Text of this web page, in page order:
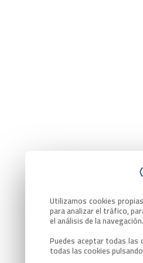
Utilizamos cookies
para analizar el tráfico,
el análisis de la navegación.
Puedes aceptar todas las
todas las cookies